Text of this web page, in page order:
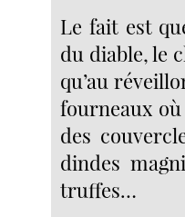
Le fait est
du diable, le
qu’au
fourneaux
des
dindes
truffes…